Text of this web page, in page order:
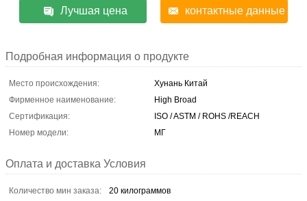
Лучшая цена контактные данные
Подробная информация о продукте
Место происхождения:
Хунань Китай
Фирменное наименование:
High Broad
Сертификация:
ISO / ASTM / ROHS /REACH
Номер модели:
МГ
Оплата и доставка Условия
Количество мин заказа:
20 килограммов